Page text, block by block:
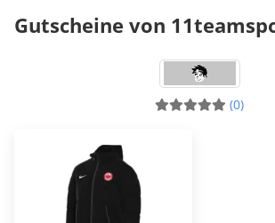
Gutscheine von
(0)